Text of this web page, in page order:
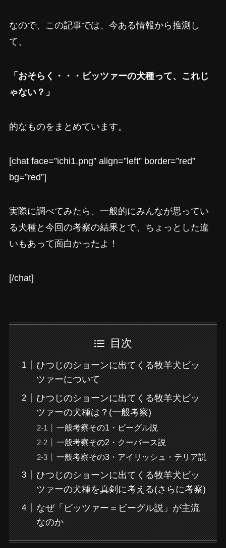
なので、この記事では、今ある情報から推測し
て、
「おそらく・・・ビッツァーの犬種って、これじ
ゃない？」
的なものをまとめています。
[chat face=”ichi1.png” align=”left” border=”red”
bg=”red”]
実際に調べてみたら、一般的にみんなが思ってい
る犬種と今回の考察の結果とで、ちょっとした違
いもあって面白かったよ！
[/chat]
目次
ひつじのショーンに出てくる牧羊犬ビッ
ツァーについて
ひつじのショーンに出てくる牧羊犬ビッ
ツァーの犬種は？(一般考察)
一般考察その1・ビーグル説
一般考察その2・クーバース説
一般考察その3・アイリッシュ・テリア説
ひつじのショーンに出てくる牧羊犬ビッ
ツァーの犬種を真剣に考える(さらに考察)
なぜ「ビッツァー＝ビーグル説」が主流
なのか